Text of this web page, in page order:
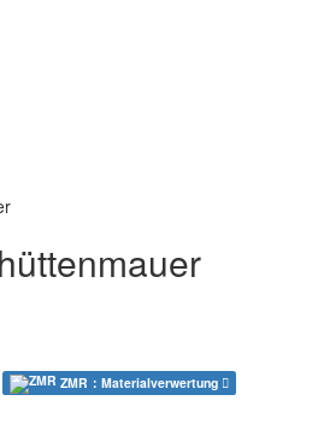
ZMR：Materialverwertung